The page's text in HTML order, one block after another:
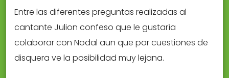
Entre las diferentes preguntas realizadas al
cantante Julion confeso que le gustaría
colaborar con Nodal aun que por cuestiones de
disquera ve la posibilidad muy lejana.